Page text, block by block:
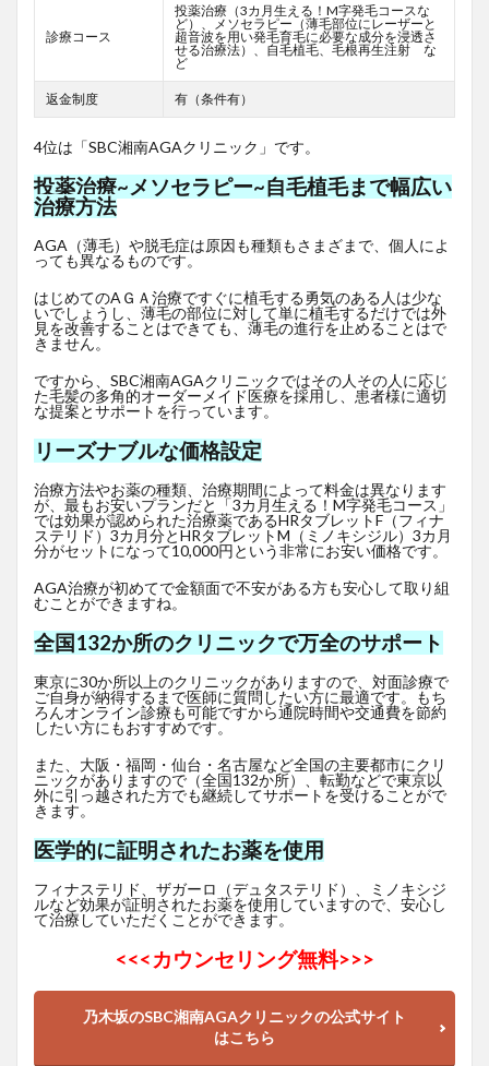
診療コース
投薬治療（3カ月生える！M字発毛コースな
ど）、メソセラピー（薄毛部位にレーザーと
超音波を用い発毛育毛に必要な成分を浸透さ
せる治療法）、自毛植毛、毛根再生注射 な
ど
返金制度 有（条件有）
4位は「SBC湘南AGAクリニック」です。
投薬治療~メソセラピー~自毛植毛まで幅広い
治療方法
AGA（薄毛）や脱毛症は原因も種類もさまざまで、個人によ
っても異なるものです。
はじめてのAＧＡ治療ですぐに植毛する勇気のある人は少な
いでしょうし、薄毛の部位に対して単に植毛するだけでは外
見を改善することはできても、薄毛の進行を止めることはで
きません。
ですから、SBC湘南AGAクリニックではその人その人に応じ
た毛髪の多角的オーダーメイド医療を採用し、患者様に適切
な提案とサポートを行っています。
リーズナブルな価格設定
治療方法やお薬の種類、治療期間によって料金は異なります
が、最もお安いプランだと「3カ月生える！M字発毛コース」
では効果が認められた治療薬であるHRタブレットF （フィナ
ステリド）3カ月分とHRタブレットM（ミノキシジル）3カ月
分がセットになって10,000円という非常にお安い価格です。
AGA治療が初めてで金額面で不安がある方も安心して取り組
むことができますね。
全国132か所のクリニックで万全のサポート
東京に30か所以上のクリニックがありますので、対面診療で
ご自身が納得するまで医師に質問したい方に最適です。もち
ろんオンライン診療も可能ですから通院時間や交通費を節約
したい方にもおすすめです。
また、大阪・福岡・仙台・名古屋など全国の主要都市にクリ
ニックがありますので（全国132か所）、転勤などで東京以
外に引っ越された方でも継続してサポートを受けることがで
きます。
医学的に証明されたお薬を使用
フィナステリド、ザガーロ（デュタステリド）、ミノキシジ
ルなど効果が証明されたお薬を使用していますので、安心し
て治療していただくことができます。
<<<カウンセリング無料>>>
乃木坂のSBC湘南AGAクリニックの公式サイト
はこちら